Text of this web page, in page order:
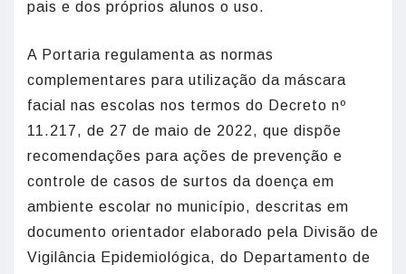
pais e dos próprios alunos o uso.
A Portaria regulamenta as normas
complementares para utilização da máscara
facial nas escolas nos termos do Decreto nº
11.217, de 27 de maio de 2022, que dispõe
recomendações para ações de prevenção e
controle de casos de surtos da doença em
ambiente escolar no município, descritas em
documento orientador elaborado pela Divisão de
Vigilância Epidemiológica, do Departamento de